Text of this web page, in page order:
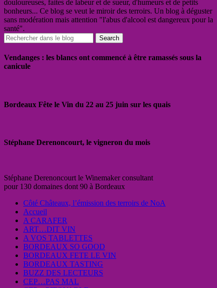
douloureuses, faites de labeur et de sueur, d'humeurs et de petits
bonheurs... Ce blog se veut le miroir des terroirs. Un blog à déguster
sans modération mais attention "l'abus d'alcool est dangereux pour la
santé".
Vendanges : les blancs ont commencé à être ramassés sous la
canicule
Bordeaux Fête le Vin du 22 au 25 juin sur les quais
Stéphane Derenoncourt, le vigneron du mois
Stéphane Derenoncourt le Winemaker consultant
pour 130 domaines dont 90 à Bordeaux
Côté Châteaux, l’émission des terroirs de NoA
Accueil
A CARAFER
ART…DIT VIN
A VOS TABLETTES
BORDEAUX SO GOOD
BORDEAUX FETE LE VIN
BORDEAUX TASTING
BUZZ DES LECTEURS
CEP…PAS MAL